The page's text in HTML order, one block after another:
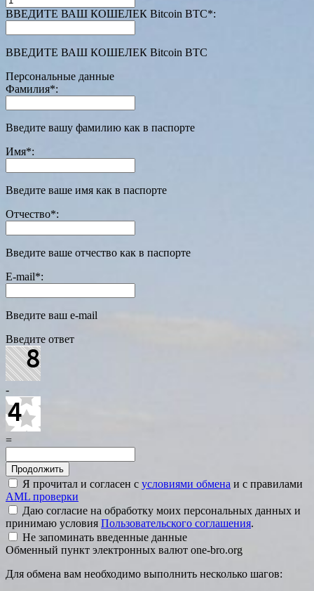
ВВЕДИТЕ ВАШ КОШЕЛЕК Bitcoin BTC*:
ВВЕДИТЕ ВАШ КОШЕЛЕК Bitcoin BTC
Персональные данные
Фамилия*:
Введите вашу фамилию как в паспорте
Имя*:
Введите ваше имя как в паспорте
Отчество*:
Введите ваше отчество как в паспорте
E-mail*:
Введите ваш e-mail
Введите ответ
-
=
Я прочитал и согласен с условиями обмена и с правилами
AML проверки
Даю согласие на обработку моих персональных данных и
принимаю условия Пользовательского соглашения.
Не запоминать введенные данные
Обменный пункт электронных валют one-bro.org
Для обмена вам необходимо выполнить несколько шагов: